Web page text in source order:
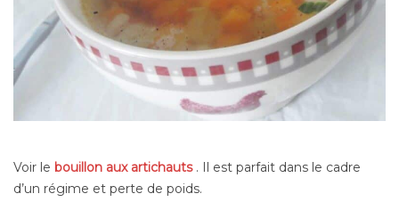
Voir le bouillon aux artichauts. Il est parfait dans le cadre
d’un régime et perte de poids.